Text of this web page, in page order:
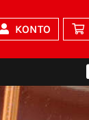
KONTO